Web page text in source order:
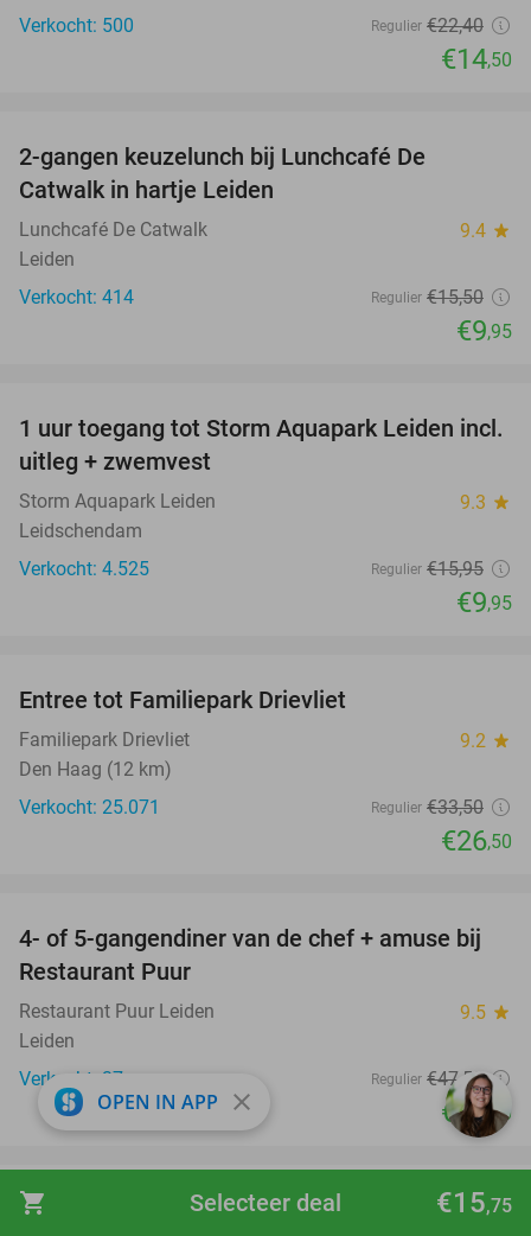
shopping_cart €15,75
Selecteer deal
Verkocht: 500
Regulier €22,40
€14,50
2-gangen keuzelunch bij Lunchcafé De
Catwalk in hartje Leiden
Lunchcafé De Catwalk 9.4 star
Leiden
Verkocht: 414
Regulier €15,50
€9,95
38%
1 uur toegang tot Storm Aquapark Leiden incl.
uitleg + zwemvest
Storm Aquapark Leiden 9.3 star
Leidschendam
Verkocht: 4.525
Regulier €15,95
€9,95
Entree tot Familiepark Drievliet
Familiepark Drievliet 9.2 star
Den Haag (12 km)
Verkocht: 25.071
Regulier €33,50
€26,50
40%
4- of 5-gangendiner van de chef + amuse bij
Restaurant Puur
Restaurant Puur Leiden 9.5 star
Leiden
Verkocht: 37
Regulier €47 ,50
€28,50
42%
Italiaans 3-gangen keuzediner bij Pizzeria
OPEN IN APP close